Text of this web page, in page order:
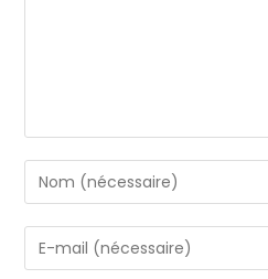
Enter
your
name
or
Enter
your